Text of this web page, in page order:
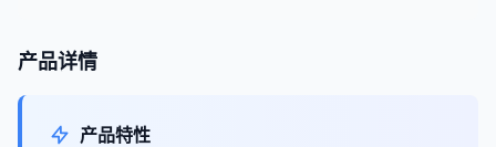
产品详情
产品特性